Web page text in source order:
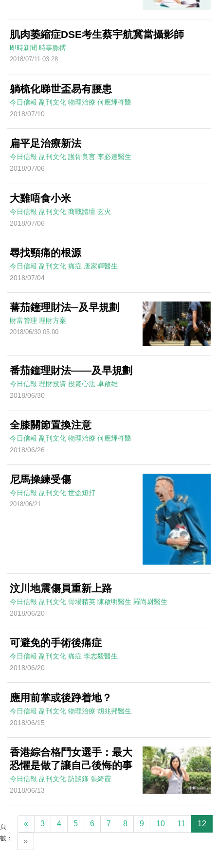
肌肉萎縮症DSE考生蔡宇航冀當攝影師
即時新聞 時事脈搏
2018/07/11 03:28
躺梳化睇世盃易有腰患
今日信報 副刊文化 物理治療 何應輝脊醫
2018/07/10
扁平足治療新法
今日信報 副刊文化 護骨良言 李必達醫生
2018/07/06
大雞唔食小米
今日信報 副刊文化 商戰體壇 玄火
2018/07/06
尋找頸痛的根源
今日信報 副刊文化 痛症 唐家輝醫生
2018/07/04
蕃茄鐘理財法─及早規劃
財富管理 理財方案
2018/06/30 05:00
番茄鐘理財法——及早規劃
今日信報 理財投資 投資心法 卓啟雄
2018/06/30
全膝關節置換注意
今日信報 副刊文化 物理治療 何應輝脊醫
2018/06/26
尼馬操練受傷
今日信報 副刊文化 世盃短打
2018/06/21
汶川地震傷員重新上路
今日信報 副刊文化 骨場精英 陳啟明醫生 羅尚尉醫生
2018/06/20
可避免的手術後痛症
今日信報 副刊文化 痛症 李志毅醫生
2018/06/20
應用前掌或後踭着地？
今日信報 副刊文化 物理治療 胡兆邦醫生
2018/06/15
香港綜合格鬥女選手：最大
恐懼是做了讓自己後悔的事
今日信報 副刊文化 訪談錄 張綺霞
2018/06/13
頁
數：
« 3 4 5 6 7 8 9 10 11 12
»